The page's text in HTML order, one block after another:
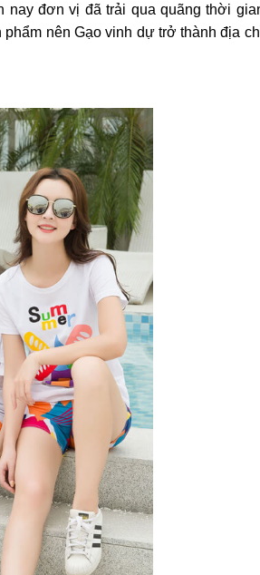
nay đơn vị đã trải qua quãng thời
nên Gạo vinh dự trở thành địa